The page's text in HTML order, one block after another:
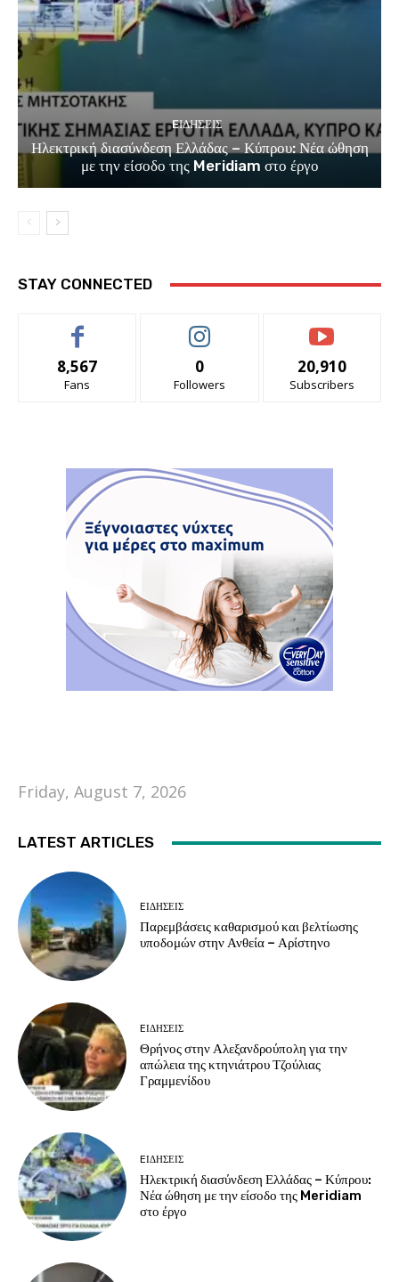
EΙΔΗΣΕΙΣ
Ηλεκτρική διασύνδεση Ελλάδας – Κύπρου: Νέα ώθηση
με την είσοδο της Meridiam στο έργο
STAY CONNECTED
8,567
Fans
0
Followers
20,910
Subscribers
Friday, August 7, 2026
LATEST ARTICLES
EΙΔΗΣΕΙΣ
Παρεμβάσεις καθαρισμού και βελτίωσης
υποδομών στην Ανθεία – Αρίστηνο
EΙΔΗΣΕΙΣ
Θρήνος στην Αλεξανδρούπολη για την
απώλεια της κτηνιάτρου Τζούλιας
Γραμμενίδου
EΙΔΗΣΕΙΣ
Ηλεκτρική διασύνδεση Ελλάδας – Κύπρου:
Νέα ώθηση με την είσοδο της Meridiam
στο έργο